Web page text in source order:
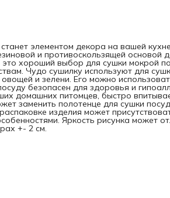
элементом декора на вашей
и противоскользящей основой
хороший выбор для сушки мокрой
Чудо сушилку используют для
и зелени. Его можно
безопасен для здоровья и
домашних питомцев, быстро
заменить полотенце для сушки
изделия может
Яркость рисунка может
+- 2 см.